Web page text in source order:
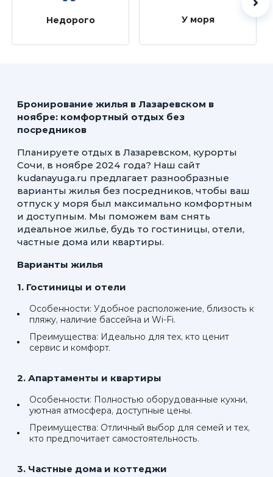
Недорого У моря
Бронирование жилья в Лазаревском в
ноябре: комфортный отдых без
посредников
Планируете отдых в Лазаревском, курорты
Сочи, в ноябре 2024 года? Наш сайт
kudanayuga.ru предлагает разнообразные
варианты жилья без посредников, чтобы ваш
отпуск у моря был максимально комфортным
и доступным. Мы поможем вам снять
идеальное жилье, будь то гостиницы, отели,
частные дома или квартиры.
Варианты жилья
1. Гостиницы и отели
Особенности: Удобное расположение, близость к
пляжу, наличие бассейна и Wi-Fi.
Преимущества: Идеально для тех, кто ценит
сервис и комфорт.
2. Апартаменты и квартиры
Особенности: Полностью оборудованные кухни,
уютная атмосфера, доступные цены.
Преимущества: Отличный выбор для семей и тех,
кто предпочитает самостоятельность.
3. Частные дома и коттеджи